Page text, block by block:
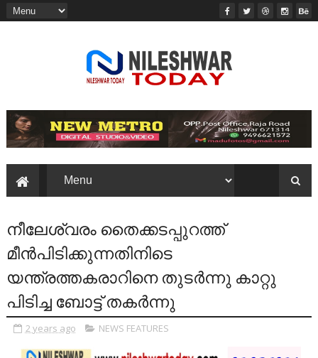
നീലേശ്വരം തൈക്കടപ്പുറത്ത്‌
മീന്‍പിടിക്കുന്നതിനിടെ
യന്ത്രത്തകരാറിനെ തുടര്‍ന്നു കാറ്റു
പിടിച്ച ബോട്ട്‌ തകര്‍ന്നു
2 years ago NEWS FEATURES